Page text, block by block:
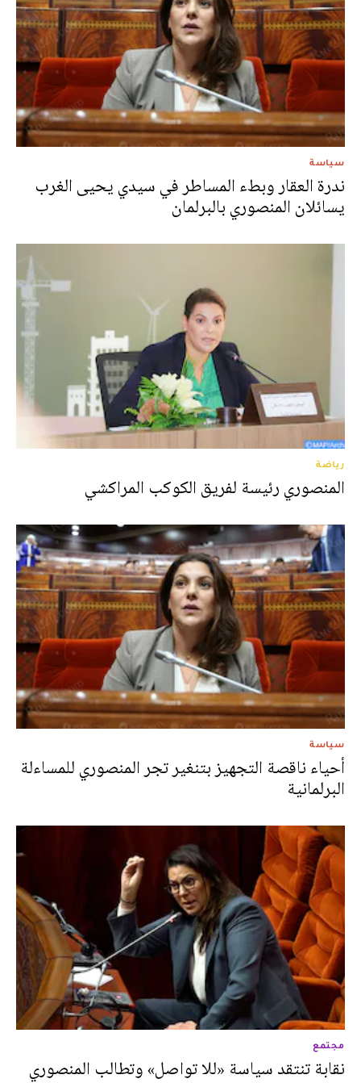
سياسة
ندرة العقار وبطء المساطر في سيدي يحيى الغرب
يسائلان المنصوري بالبرلمان
رياضة
المنصوري رئيسة لفريق الكوكب المراكشي
سياسة
أحياء ناقصة التجهيز بتنغير تجر المنصوري للمساءلة
البرلمانية
مجتمع
نقابة تنتقد سياسة «للا تواصل» وتطالب المنصوري